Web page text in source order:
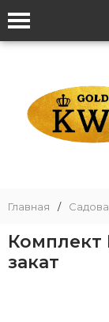
Главная /
закат